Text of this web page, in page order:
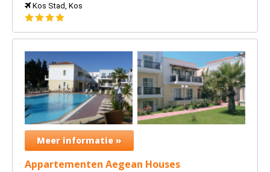
Kos Stad, Kos
4
Meer informatie »
Appartementen Aegean Houses